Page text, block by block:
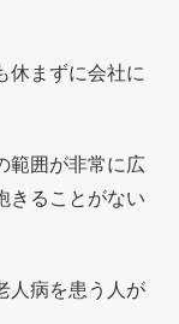
休まずに会社に
範囲が非常に広
きることがない
人病を患う人が